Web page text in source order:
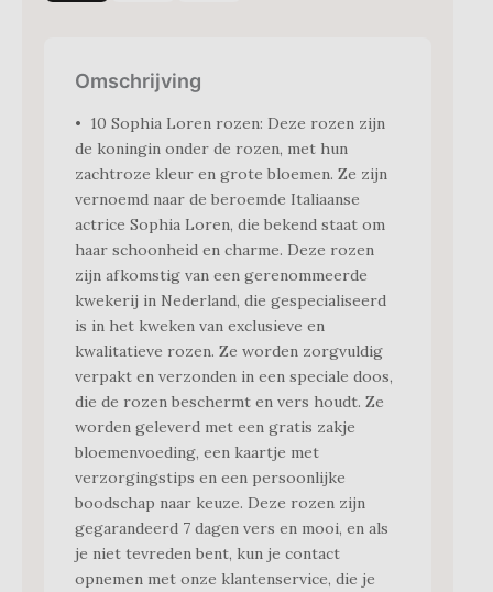
Omschrijving
• 10 Sophia Loren rozen: Deze rozen zijn
de koningin onder de rozen, met hun
zachtroze kleur en grote bloemen. Ze zijn
vernoemd naar de beroemde Italiaanse
actrice Sophia Loren, die bekend staat om
haar schoonheid en charme. Deze rozen
zijn afkomstig van een gerenommeerde
kwekerij in Nederland, die gespecialiseerd
is in het kweken van exclusieve en
kwalitatieve rozen. Ze worden zorgvuldig
verpakt en verzonden in een speciale doos,
die de rozen beschermt en vers houdt. Ze
worden geleverd met een gratis zakje
bloemenvoeding, een kaartje met
verzorgingstips en een persoonlijke
boodschap naar keuze. Deze rozen zijn
gegarandeerd 7 dagen vers en mooi, en als
je niet tevreden bent, kun je contact
opnemen met onze klantenservice, die je